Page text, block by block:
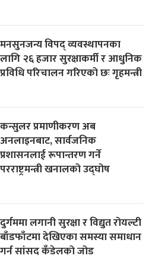
मनसुनजन्य विपद् व्यवस्थापनका
लागि २६ हजार सुरक्षाकर्मी र आधुनिक
प्रविधि परिचालन गरिएको छः गृहमन्त्री
कन्सुलर प्रमाणीकरण अब
अनलाइनबाट, सार्वजनिक
प्रशासनलाई रूपान्तरण गर्ने
परराष्ट्रमन्त्री खनालको उद्घोष
दुर्गममा लगानी सुरक्षा र विद्युत रोयल्टी
बाँडफाँटमा देखिएका समस्या समाधान
गर्न सांसद कँडेलको जोड